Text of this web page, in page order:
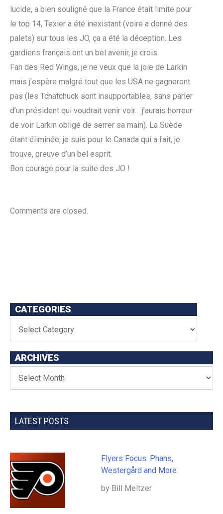
lucide, a bien souligné que la France était limite pour
le top 14, Texier a été inexistant (voire a donné des
palets) sur tous les JO, ça a été la déception. Les
gardiens français ont un bel avenir, je crois.
Fan des Red Wings, je ne veux que la joie de Larkin
mais j’espère malgré tout que les USA ne gagneront
pas (les Tchatchuck sont insupportables, sans parler
d’un président qui voudrait venir voir… j’aurais horreur
de voir Larkin obligé de serrer sa main). La Suède
étant éliminée, je suis pour le Canada qui a fait, je
trouve, preuve d’un bel esprit.
Bon courage pour la suite des JO !
Comments are closed.
CATEGORIES
ARCHIVES
LATEST POSTS
Flyers Focus: Phans,
Westergård and More
by Bill Meltzer